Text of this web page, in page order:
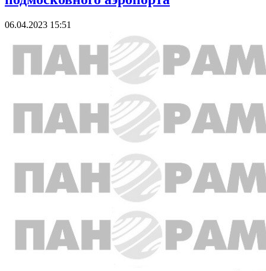
06.04.2023 15:51